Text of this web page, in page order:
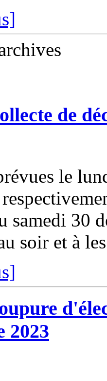
de
le
samedi 30
soir et à
2023